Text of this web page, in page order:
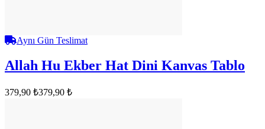
Aynı Gün Teslimat
Allah Hu Ekber Hat Dini Kanvas Tablo
379,90 ₺379,90 ₺